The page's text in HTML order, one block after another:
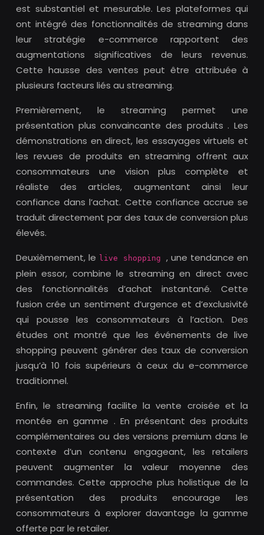
est substantiel et mesurable. Les plateformes qui
ont intégré des fonctionnalités de streaming dans
leur stratégie e-commerce rapportent des
augmentations significatives de leurs revenus.
Cette hausse des ventes peut être attribuée à
plusieurs facteurs liés au streaming.
Premièrement, le streaming permet une
présentation plus convaincante des produits . Les
démonstrations en direct, les essayages virtuels et
les revues de produits en streaming offrent aux
consommateurs une vision plus complète et
réaliste des articles, augmentant ainsi leur
confiance dans l’achat. Cette confiance accrue se
traduit directement par des taux de conversion plus
élevés.
Deuxièmement, le live shopping , une tendance en
plein essor, combine le streaming en direct avec
des fonctionnalités d’achat instantané. Cette
fusion crée un sentiment d’urgence et d’exclusivité
qui pousse les consommateurs à l’action. Des
études ont montré que les événements de live
shopping peuvent générer des taux de conversion
jusqu’à 10 fois supérieurs à ceux du e-commerce
traditionnel.
Enfin, le streaming facilite la vente croisée et la
montée en gamme . En présentant des produits
complémentaires ou des versions premium dans le
contexte d’un contenu engageant, les retailers
peuvent augmenter la valeur moyenne des
commandes. Cette approche plus holistique de la
présentation des produits encourage les
consommateurs à explorer davantage la gamme
offerte par le retailer.